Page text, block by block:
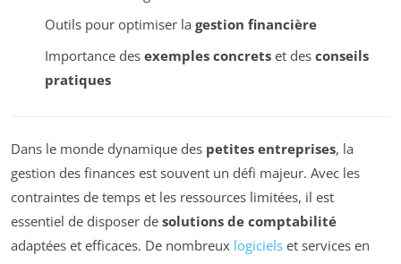
Outils pour optimiser la gestion financière
Importance des exemples concretset des conseils
pratiques
Dans le monde dynamique des petites entreprises, la
gestion des finances est souvent un défi majeur. Avec les
contraintes de temps et les ressources limitées, il est
essentiel de disposer de solutions de comptabilité
adaptées et efficaces. De nombreux logiciels et services en